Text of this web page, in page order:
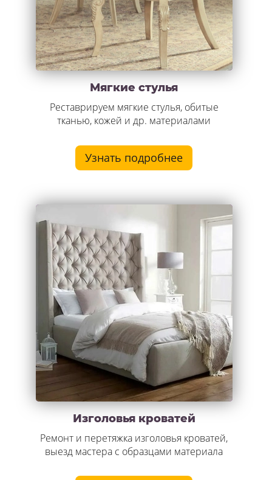
Мягкие стулья
Реставрируем мягкие стулья, обитые
тканью, кожей и др. материалами
Узнать подробнее
Изголовья кроватей
Ремонт и перетяжка изголовья кроватей,
выезд мастера с образцами материала